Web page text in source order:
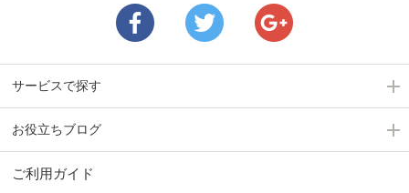
サービスで探す
お役立ちブログ
ご利用ガイド